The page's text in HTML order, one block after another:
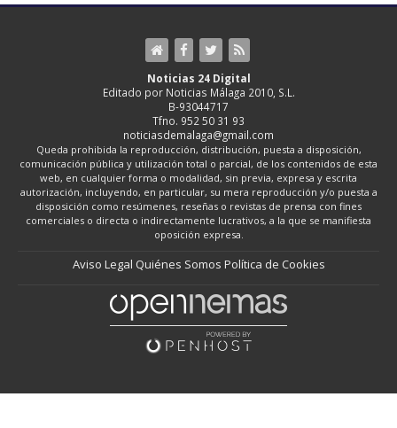
Noticias 24 Digital
Editado por Noticias Málaga 2010, S.L.
B-93044717
Tfno. 952 50 31 93
noticiasdemalaga@gmail.com
Queda prohibida la reproducción, distribución, puesta a disposición,
comunicación pública y utilización total o parcial, de los contenidos de esta
web, en cualquier forma o modalidad, sin previa, expresa y escrita
autorización, incluyendo, en particular, su mera reproducción y/o puesta a
disposición como resúmenes, reseñas o revistas de prensa con fines
comerciales o directa o indirectamente lucrativos, a la que se manifiesta
oposición expresa.
Aviso Legal Quiénes Somos Política de Cookies